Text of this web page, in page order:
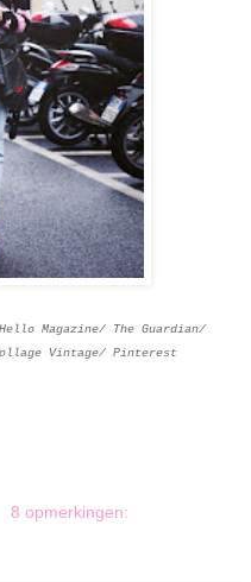
Magazine/ The Guardian/
Vintage/ Pinterest
8 opmerkingen: